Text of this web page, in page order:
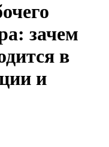
зачем
в
и